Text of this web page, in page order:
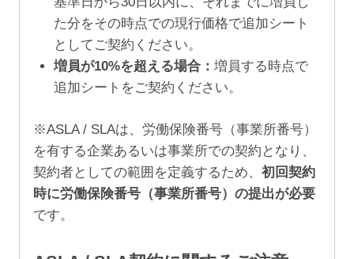
た分をその時点での現行価格で追加シート
としてご契約ください。
増員が10%を超える場合： 増員する時点で
追加シートをご契約ください。
※ASLA / SLAは、労働保険番号（事業所番号）
を有する企業あるいは事業所での契約となり、
契約者としての範囲を定義するため、 初回契約
時に労働保険番号（事業所番号）の提出が必要
です。